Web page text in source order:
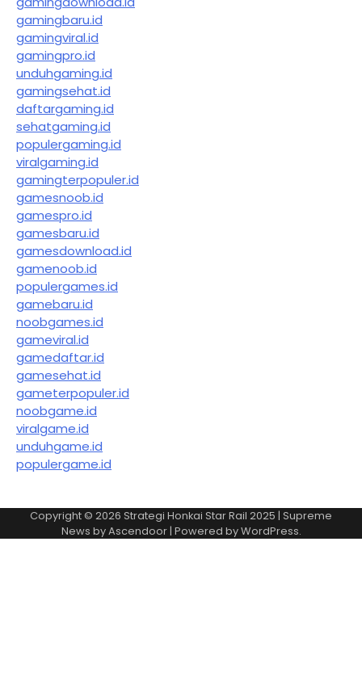
gamingbaru.id
gamingviral.id
gamingpro.id
unduhgaming.id
gamingsehat.id
daftargaming.id
sehatgaming.id
populergaming.id
viralgaming.id
gamingterpopuler.id
gamesnoob.id
gamespro.id
gamesbaru.id
gamesdownload.id
gamenoob.id
populergames.id
gamebaru.id
noobgames.id
gameviral.id
gamedaftar.id
gamesehat.id
gameterpopuler.id
noobgame.id
viralgame.id
unduhgame.id
populergame.id
Copyright © 2026 Strategi Honkai Star Rail 2025 | Supreme
News byAscendoor| Powered byWordPress.